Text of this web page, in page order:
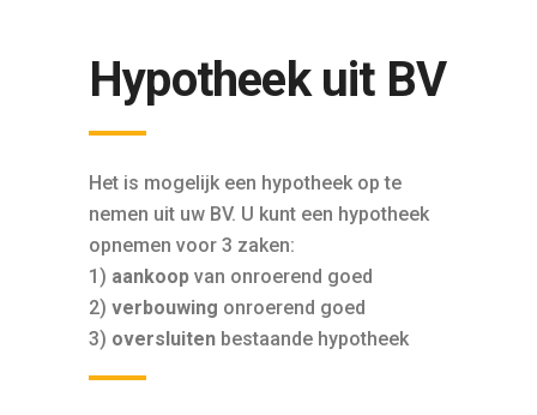
Hypotheek uit BV
Het is mogelijk een hypotheek op te
nemen uit uw BV. U kunt een hypotheek
opnemen voor 3 zaken:
1) aankoop van onroerend goed
2) verbouwing onroerend goed
3) oversluiten bestaande hypotheek